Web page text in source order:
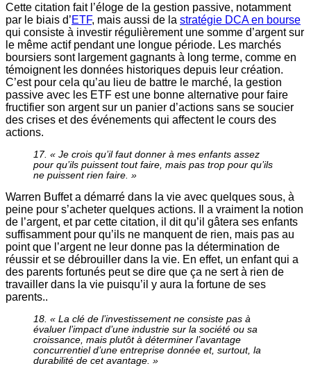
Cette citation fait l’éloge de la gestion passive, notamment
par le biais d’ETF, mais aussi de la stratégie DCA en bourse
qui consiste à investir régulièrement une somme d’argent sur
le même actif pendant une longue période. Les marchés
boursiers sont largement gagnants à long terme, comme en
témoignent les données historiques depuis leur création.
C’est pour cela qu’au lieu de battre le marché, la gestion
passive avec les ETF est une bonne alternative pour faire
fructifier son argent sur un panier d’actions sans se soucier
des crises et des événements qui affectent le cours des
actions.
17. « Je crois qu’il faut donner à mes enfants assez
pour qu’ils puissent tout faire, mais pas trop pour qu’ils
ne puissent rien faire. »
Warren Buffet a démarré dans la vie avec quelques sous, à
peine pour s’acheter quelques actions. Il a vraiment la notion
de l’argent, et par cette citation, il dit qu’il gâtera ses enfants
suffisamment pour qu’ils ne manquent de rien, mais pas au
point que l’argent ne leur donne pas la détermination de
réussir et se débrouiller dans la vie. En effet, un enfant qui a
des parents fortunés peut se dire que ça ne sert à rien de
travailler dans la vie puisqu’il y aura la fortune de ses
parents..
18. « La clé de l’investissement ne consiste pas à
évaluer l’impact d’une industrie sur la société ou sa
croissance, mais plutôt à déterminer l’avantage
concurrentiel d’une entreprise donnée et, surtout, la
durabilité de cet avantage. »